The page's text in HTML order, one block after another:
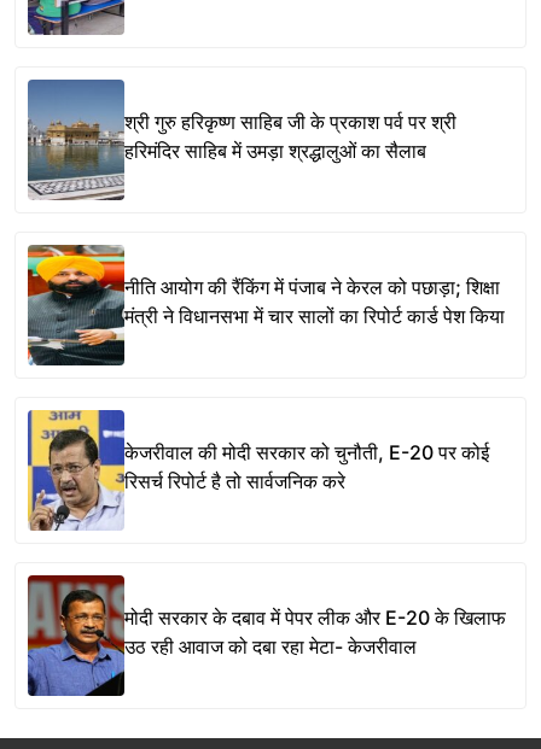
श्री गुरु हरिकृष्ण साहिब जी के प्रकाश पर्व पर श्री
हरिमंदिर साहिब में उमड़ा श्रद्धालुओं का सैलाब
नीति आयोग की रैंकिंग में पंजाब ने केरल को पछाड़ा; शिक्षा
मंत्री ने विधानसभा में चार सालों का रिपोर्ट कार्ड पेश किया
केजरीवाल की मोदी सरकार को चुनौती, E-20 पर कोई
रिसर्च रिपोर्ट है तो सार्वजनिक करे
मोदी सरकार के दबाव में पेपर लीक और E-20 के खिलाफ
उठ रही आवाज को दबा रहा मेटा- केजरीवाल